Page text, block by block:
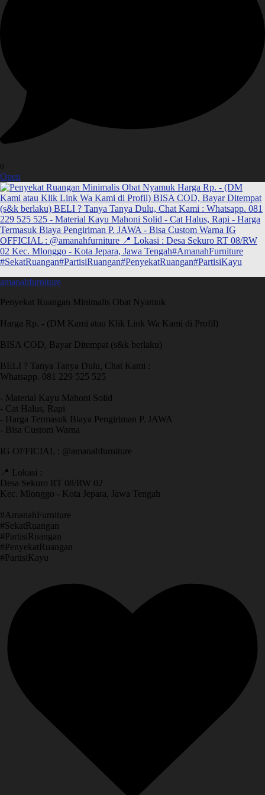
0
Open
amanahfurniture
Penyekat Ruangan Minimalis Obat Nyamuk
Harga Rp. - (DM Kami atau Klik Link Wa Kami di Profil)
BISA COD, Bayar Ditempat (s&k berlaku)
BELI ? Tanya Tanya Dulu, Chat Kami :
Whatsapp. 081 229 525 525
- Material Kayu Mahoni Solid
- Cat Halus, Rapi
- Harga Termasuk Biaya Pengiriman P. JAWA
- Bisa Custom Warna
IG OFFICIAL : @amanahfurniture
📍 Lokasi :
Desa Sekuro RT 08/RW 02
Kec. Mlonggo - Kota Jepara, Jawa Tengah
​#AmanahFurniture
​#SekatRuangan
​#PartisiRuangan
​#PenyekatRuangan
​#PartisiKayu